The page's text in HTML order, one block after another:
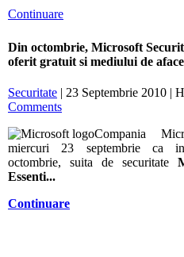
Continuare
Din octombrie, Microsoft
oferit gratuit si mediului de
Securitate | 23 Septembrie 2010 |
Comments
Compania
miercuri 23 septembrie ca
octombrie, suita de securitate
Essenti...
Continuare